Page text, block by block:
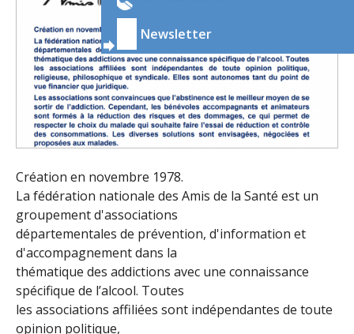
Newsletter
Création en novembre 1978.
La fédération nationale des Amis de la Santé est un
groupement d'associations
départementales de prévention, d'information et
d'accompagnement dans la
thématique des addictions avec une connaissance
spécifique de l’alcool. Toutes
les associations affiliées sont indépendantes de toute
opinion politique,